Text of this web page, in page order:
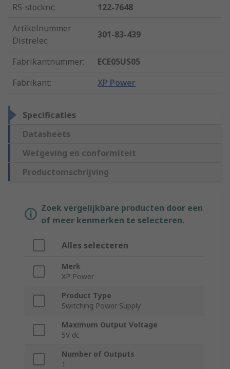
RS-stocknr.:
122-7648
Artikelnummer
Distrelec:
301-83-439
Fabrikantnummer:
ECE05US05
Fabrikant: XP Power
Specificaties
Datasheets
Wetgeving en conformiteit
Productomschrijving
Zoek vergelijkbare producten door een
of meer kenmerken te selecteren.
Alles selecteren
Merk
XP Power
Product Type
Switching Power Supply
Maximum Output Voltage
5V dc
Number of Outputs
1